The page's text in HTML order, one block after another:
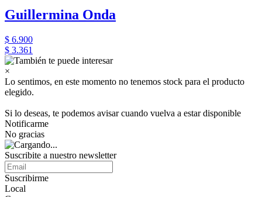
Guillermina Onda
$ 6.900
$ 3.361
×
Lo sentimos, en este momento no tenemos stock para el producto
elegido.
Si lo deseas, te podemos avisar cuando vuelva a estar disponible
Notificarme
No gracias
Suscribite a nuestro newsletter
Suscribirme
Local